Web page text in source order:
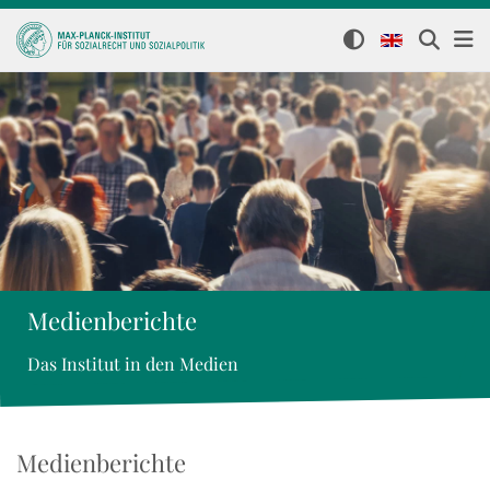
Medienberichte
Das Institut in den Medien
Medienberichte